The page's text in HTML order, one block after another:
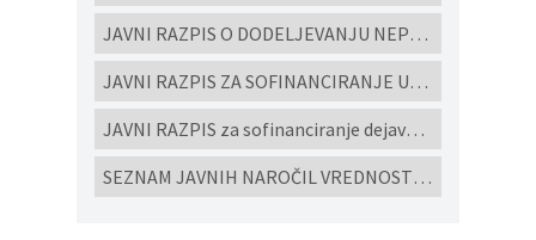
JAVNI RAZPIS O DODELJEVANJU NEPOVRATNIH FINANČNIH SREDSTEV ZA IZGRADNJO MALIH KOMUNALNIH ČISTILNIH NAPRAV IN HIŠNIH PREČRPALIŠČ V OBČINI CERKVENJAK V LETU 2026
JAVNI RAZPIS ZA SOFINANCIRANJE UKREPOV POSPEŠEVANJA IN SPODBUJANJE RAZVOJA MALEGA GOSPODARSTVA V OBČINI CERKVENJAK ZA LETO 2026
JAVNI RAZPIS za sofinanciranje dejavnosti ljubiteljske kulture, javnih kulturnih programov in javnih kulturnih prireditev in projektov v Občini Cerkvenjak za leto 2026
SEZNAM JAVNIH NAROČIL VREDNOSTI NAD 10.000 eur brez DDV ODDANIH PO EVIDENČNEM POSTOPKU V SKLADU ZJN-3 za leto 2025